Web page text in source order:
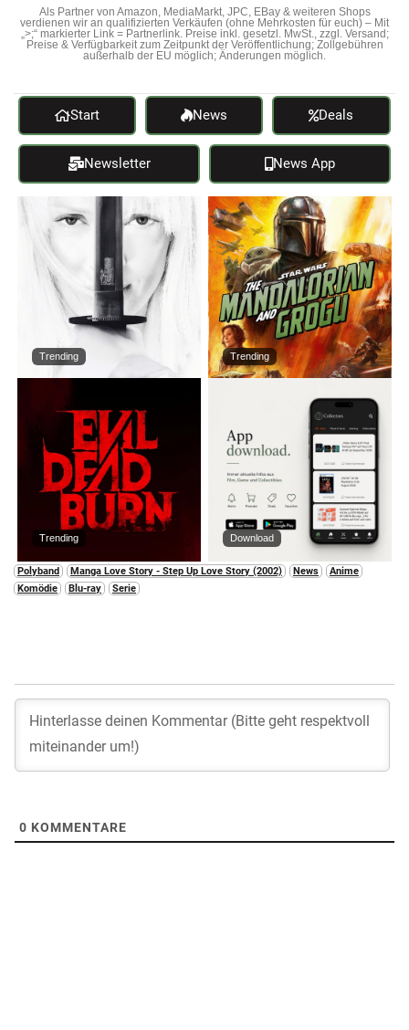
Als Partner von Amazon, MediaMarkt, JPC, EBay & weiteren Shops
verdienen wir an qualifizierten Verkäufen (ohne Mehrkosten für euch) – Mit
„>;“ markierter Link = Partnerlink. Preise inkl. gesetzl. MwSt., zzgl. Versand;
Preise & Verfügbarkeit zum Zeitpunkt der Veröffentlichung; Zollgebühren
außerhalb der EU möglich; Änderungen möglich.
Start News Deals
Newsletter News App
Trending Trending
Trending Download
Polyband Manga Love Story - Step Up Love Story (2002) News
Anime
Komödie
Blu-ray Serie
0 KOMMENTARE